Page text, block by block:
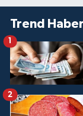
Trend
1
2